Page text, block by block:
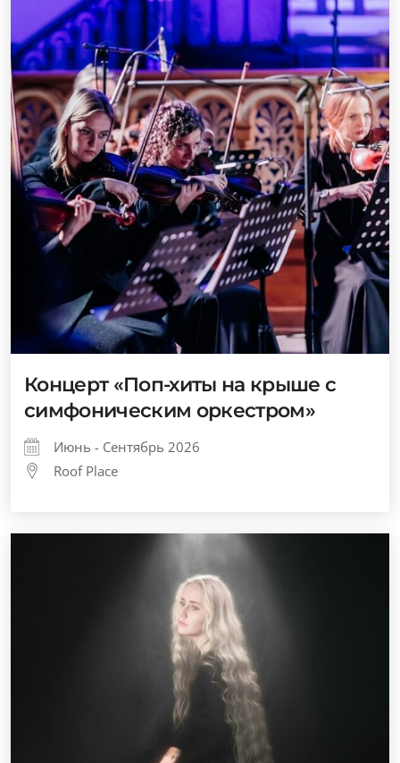
Концерт «Поп-хиты на крыше с
симфоническим оркестром»
Июнь - Сентябрь 2026
Roof Place